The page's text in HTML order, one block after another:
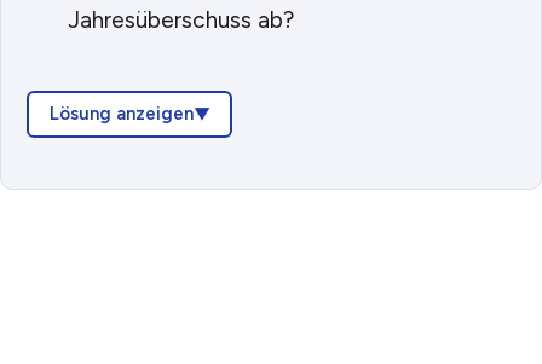
Jahresüberschuss ab?
Lösung anzeigen